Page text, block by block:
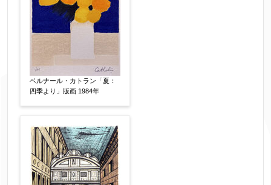
ベルナール・カトラン「夏：
四季より」版画 1984年